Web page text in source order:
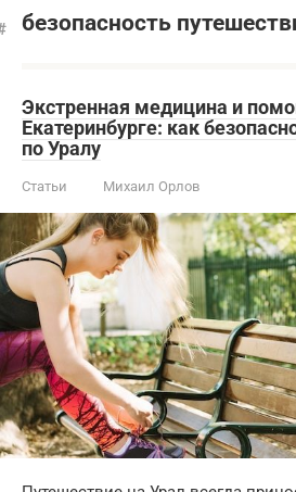
безопасность
Экстренная медицина и
Екатеринбурге: как
по Уралу
Статьи Михаил Орлов